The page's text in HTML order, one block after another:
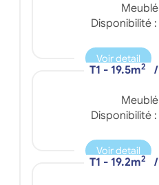
Disponibilité :
Voir detail
T1 - 19.5m2 /
Disponibilité :
Voir detail
T1 - 19.2m2 /